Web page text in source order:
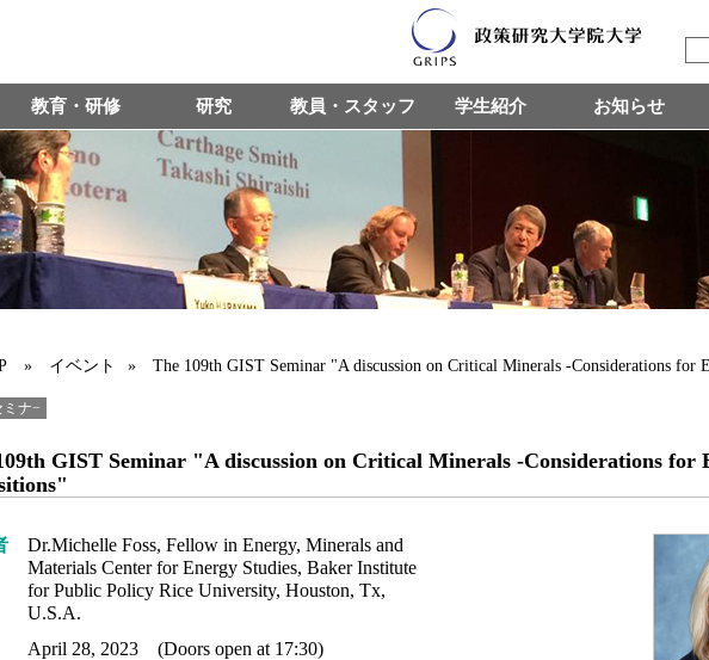
教育・研修 研究 教員・スタッフ 学生紹介 お知らせ
» イベント » The 109th GIST Seminar "A discussion on Critical Minerals -Considerations for
ミナ−
GIST Seminar "A discussion on Critical Minerals -Considerations for
Dr.Michelle Foss, Fellow in Energy, Minerals and
Materials Center for Energy Studies, Baker Institute
for Public Policy Rice University, Houston, Tx,
U.S.A.
April 28, 2023 (Doors open at 17:30)